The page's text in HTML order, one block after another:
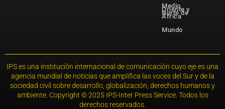
Medio
Oriente y
Norte de
África
Mundo
IPS es una institución internacional de comunicación cuyo eje es una
agencia mundial de noticias que amplifica las voces del Sur y de la
sociedad civil sobre desarrollo, globalización, derechos humanos y
ambiente. Copyright © 2025 IPS-Inter Press Service. Todos los
derechos reservados.